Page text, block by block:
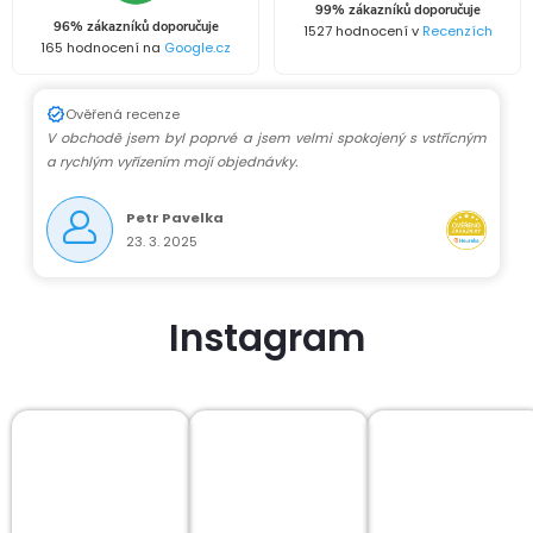
p
96% zákazníků doporučuje
165 hodnocení na Google.cz
99% zákazníků doporučuje
1527 hodnocení vRecenzích
Ověřená recenze
V obchodě jsem byl poprvé a jsem velmi spokojený s vstřícným
a rychlým vyřízením mojí objednávky.
Petr Pavelka
23. 3. 2025
Instagram